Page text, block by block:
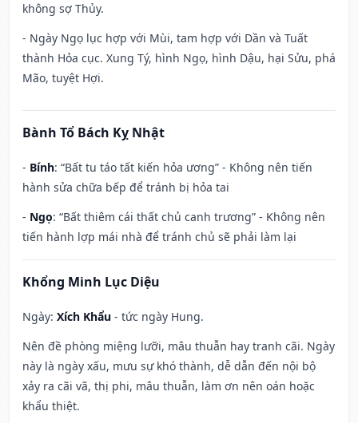
không sợ Thủy.
- Ngày Ngọ lục hợp với Mùi, tam hợp với Dần và Tuất
thành Hỏa cục. Xung Tý, hình Ngọ, hình Dậu, hại Sửu, phá
Mão, tuyệt Hợi.
Bành Tổ Bách Kỵ Nhật
- Bính: “Bất tu táo tất kiến hỏa ương” - Không nên tiến
hành sửa chữa bếp để tránh bị hỏa tai
- Ngọ: “Bất thiêm cái thất chủ canh trương” - Không nên
tiến hành lợp mái nhà để tránh chủ sẽ phải làm lại
Khổng Minh Lục Diệu
Ngày: Xích Khẩu - tức ngày Hung.
Nên đề phòng miệng lưỡi, mâu thuẫn hay tranh cãi. Ngày
này là ngày xấu, mưu sự khó thành, dễ dẫn đến nội bộ
xảy ra cãi vã, thị phi, mâu thuẫn, làm ơn nên oán hoặc
khẩu thiệt.